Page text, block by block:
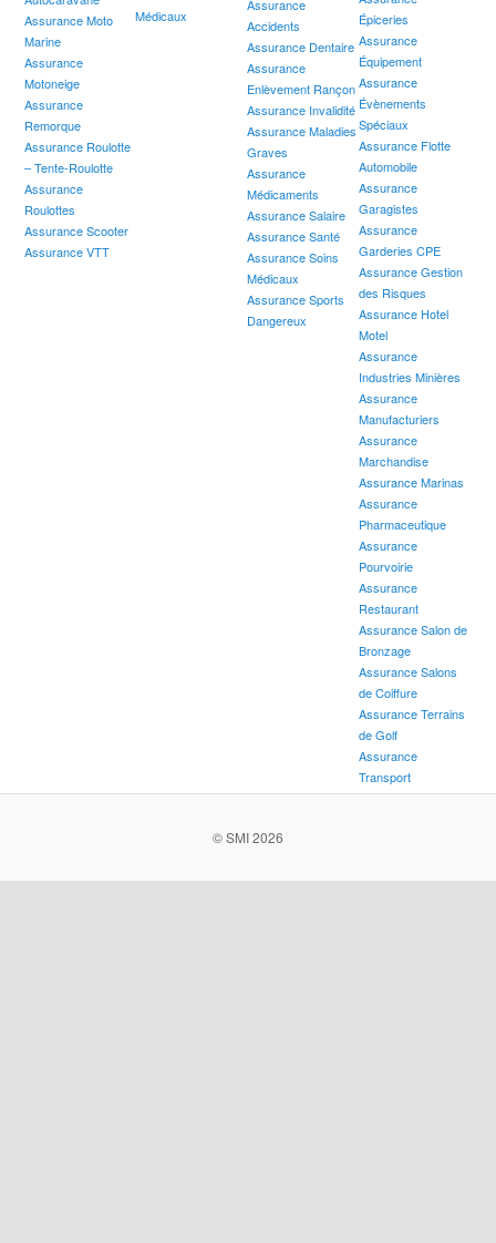
Épiceries
Assurance
Équipement
Assurance
Évènements
Spéciaux
Assurance Flotte
Automobile
Assurance
Garagistes
Assurance
Garderies CPE
Assurance Gestion
des Risques
Assurance Hotel
Motel
Assurance
Industries Minières
Assurance
Manufacturiers
Assurance
Marchandise
Assurance Marinas
Assurance
Pharmaceutique
Assurance
Pourvoirie
Assurance
Restaurant
Assurance Salon de
Bronzage
Assurance Salons
de Coiffure
Assurance Terrains
de Golf
Assurance
Transport
Assurance Moto
Marine
Assurance
Motoneige
Assurance
Remorque
Assurance Roulotte
– Tente-Roulotte
Assurance
Roulottes
Assurance Scooter
Assurance VTT
Médicaux
Assurance
Accidents
Assurance Dentaire
Assurance
Enlèvement Rançon
Assurance Invalidité
Assurance Maladies
Graves
Assurance
Médicaments
Assurance Salaire
Assurance Santé
Assurance Soins
Médicaux
Assurance Sports
Dangereux
© SMI 2026